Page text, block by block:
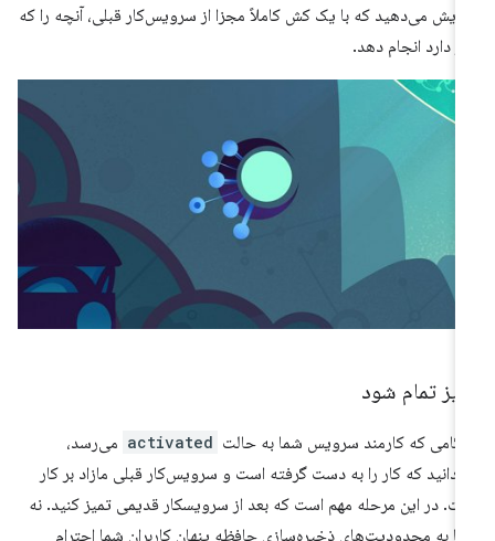
می‌دهید که با یک کش کاملاً مجزا از سرویس‌کار قبلی، آنچه را که
دارد انجام دهد.
تمام شود
که کارمند سرویس شما به حالت activated می‌رسد،
که کار را به دست گرفته است و سرویس‌کار قبلی مازاد بر کار
در این مرحله مهم است که بعد از سرویسکار قدیمی تمیز کنید. نه
به محدودیت‌های ذخیره‌سازی حافظه پنهان کاربران شما احترام